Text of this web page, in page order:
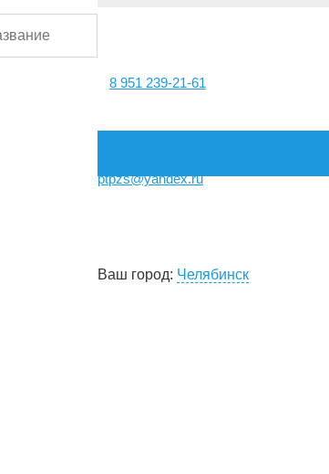
8 951 239-21-61
ptpzs@yandex.ru
Ваш город: Челябинск